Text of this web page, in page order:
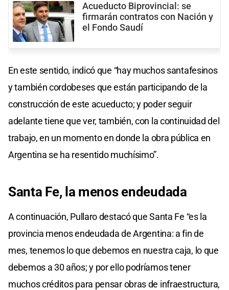
Acueducto Biprovincial: se
firmarán contratos con Nación y
el Fondo Saudí
En este sentido, indicó que “hay muchos santafesinos
y también cordobeses que están participando de la
construcción de este acueducto; y poder seguir
adelante tiene que ver, también, con la continuidad del
trabajo, en un momento en donde la obra pública en
Argentina se ha resentido muchísimo”.
Santa Fe, la menos endeudada
A continuación, Pullaro destacó que Santa Fe “es la
provincia menos endeudada de Argentina: a fin de
mes, tenemos lo que debemos en nuestra caja, lo que
debemos a 30 años; y por ello podríamos tener
muchos créditos para pensar obras de infraestructura,